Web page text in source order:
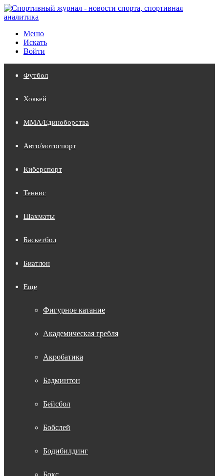
Меню
Искать
Войти
Футбол
Хоккей
MMA/Единоборства
Авто/мотоспорт
Киберспорт
Теннис
Шахматы
Баскетбол
Биатлон
Еще
Фигурное катание
Академическая гребля
Акробатика
Бадминтон
Бейсбол
Бобслей
Бодибилдинг
Бокс